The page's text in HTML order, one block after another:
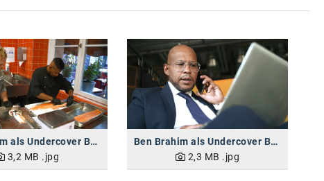
Ben Brahim als Undercover Boss
3,2 MB .jpg
Ben Brahim als Undercover Boss
2,3 MB .jpg